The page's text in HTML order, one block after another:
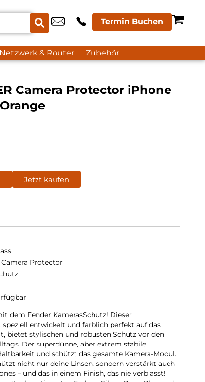
Termin Buchen
Netzwerk & Router Zubehör
Camera Protector iPhone
Jetzt kaufen
Camera Protector
dem Fender KamerasSchutz! Dieser
speziell entwickelt und farblich perfekt auf das
bietet stylischen und robusten Schutz vor den
Der superdünne, aber extrem stabile
und schützt das gesamte Kamera-Modul.
nicht nur deine Linsen, sondern verstärkt auch
– und das in einem Finish, das nie verblasst!